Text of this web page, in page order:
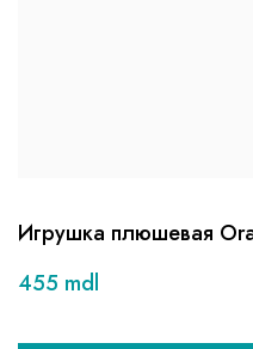
Игрушка плюшевая
455 mdl